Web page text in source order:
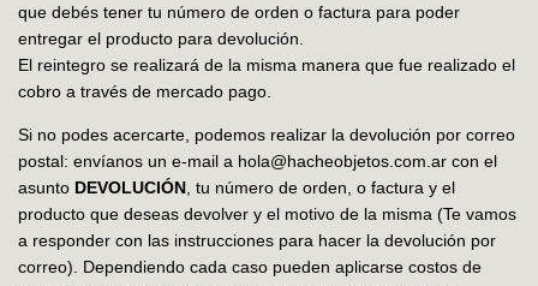
que debés tener tu número de orden o factura para poder
entregar el producto para devolución.
El reintegro se realizará de la misma manera que fue realizado el
cobro a través de mercado pago.
Si no podes acercarte, podemos realizar la devolución por correo
postal: envíanos un e-mail a hola@hacheobjetos.com.ar con el
asunto DEVOLUCIÓN , tu número de orden, o factura y el
producto que deseas devolver y el motivo de la misma (Te vamos
a responder con las instrucciones para hacer la devolución por
correo). Dependiendo cada caso pueden aplicarse costos de